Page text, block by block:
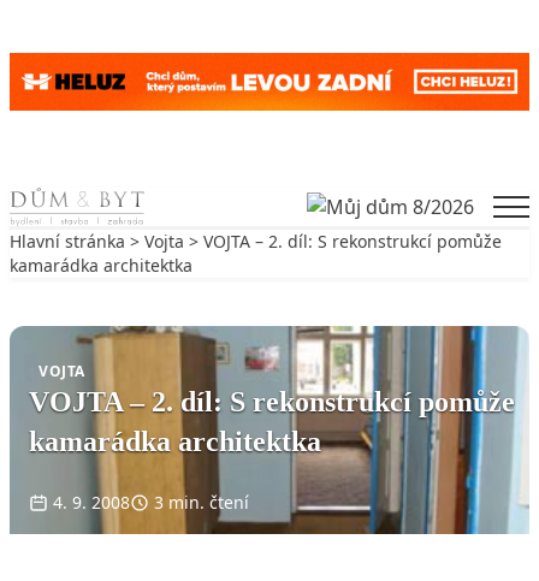
Skip to content
Hlavní stránka > Vojta > VOJTA – 2. díl: S rekonstrukcí pomůže
kamarádka architektka
VOJTA
VOJTA – 2. díl: S rekonstrukcí pomůže
kamarádka architektka
4. 9. 2008 3 min. čtení